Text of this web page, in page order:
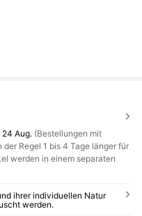
Aug. (Bestellungen mit
Regel 1 bis 4 Tage länger für
werden in einem separaten
ihrer individuellen Natur
werden.